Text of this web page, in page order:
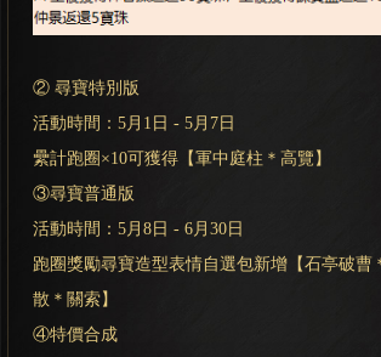
② 尋寶特別版
活動時間：5月1日 - 5月7日
纍計跑圈×10可獲得【軍中庭柱＊高覽】
③尋寶普通版
活動時間：5月8日 - 6月30日
跑圈獎勵尋寶造型表情自選包新增【石亭破曹
散＊關索】
④特價合成